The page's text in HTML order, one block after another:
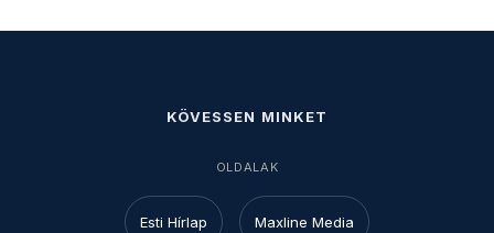
KÖVESSEN MINKET
OLDALAK
Esti Hírlap Maxline Media